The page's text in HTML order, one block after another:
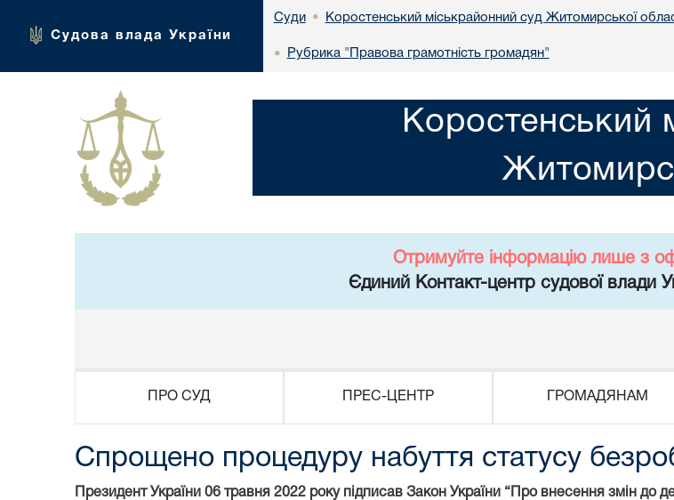
Судова влада України
Суди • Коростенський міськрайонний суд Житомирської
• Рубрика "Правова грамотність громадян"
Коростенський
Отримуйте інформацію лише з
Єдиний Контакт-центр судової влади
ПРО СУД ПРЕС-ЦЕНТР ГРОМАДЯНАМ
Спрощено процедуру набуття статусу
Президент України 06 травня 2022 року підписав Закон України “Про внесення змін до